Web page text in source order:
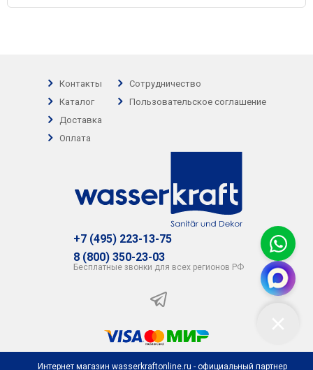
Контакты
Каталог
Доставка
Оплата
Сотрудничество
Пользовательское соглашение
+7 (495) 223-13-75
8 (800) 350-23-03
Бесплатные звонки для всех регионов РФ
Интернет магазин wasserkraftonline.ru - официальный партнер